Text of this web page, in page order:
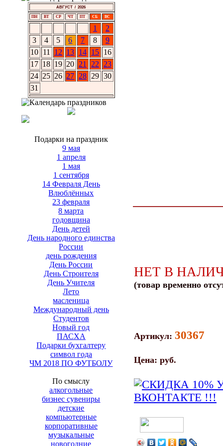
АВГУСТ / 2026
ПН ВТ СР ЧТ ПТ СБ ВС
1
2
3
4 5 6 7 8
9
10 11 12 13 14 15 16
17 18 19 20 21 22
23
24 25 26 27 28 29 30
31
Подарки на праздник
9 мая
1 апреля
1 мая
1 сентября
14 Февраля День
Влюблённых
23 февраля
8 марта
годовщина
День детей
День народного единства
России
день рождения
День России
День Строителя
День Учителя
Лето
масленица
Международный день
Студентов
Новый год
ПАСХА
Подарки бухгалтеру
символ года
ЧМ 2018 ПО ФУТБОЛУ
По смыслу
алкогольные
бизнес сувениры
детские
компьютерные
корпоративные
музыкальные
новогодние
НЕТ В
(товар временно
Артикул: 30367
Цена: руб.